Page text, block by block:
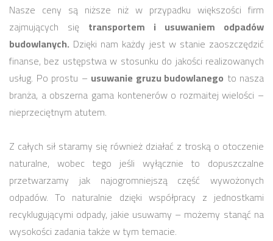
Nasze ceny są niższe niż w przypadku większości firm
zajmujących się transportem i usuwaniem odpadów
budowlanych. Dzięki nam każdy jest w stanie zaoszczędzić
finanse, bez ustępstwa w stosunku do jakości realizowanych
usług. Po prostu – usuwanie gruzu budowlanego to nasza
branża, a obszerna gama kontenerów o rozmaitej wielości –
nieprzeciętnym atutem.
Z całych sił staramy się również działać z troską o otoczenie
naturalne, wobec tego jeśli wyłącznie to dopuszczalne
przetwarzamy jak najogromniejszą część wywożonych
odpadów. To naturalnie dzięki współpracy z jednostkami
recyklugującymi odpady, jakie usuwamy – możemy stanąć na
wysokości zadania także w tym temacie.